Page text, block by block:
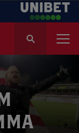
k
f
t